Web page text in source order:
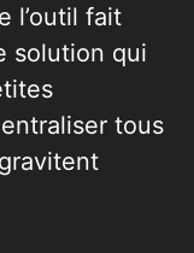
l’outil fait
solution qui
tous